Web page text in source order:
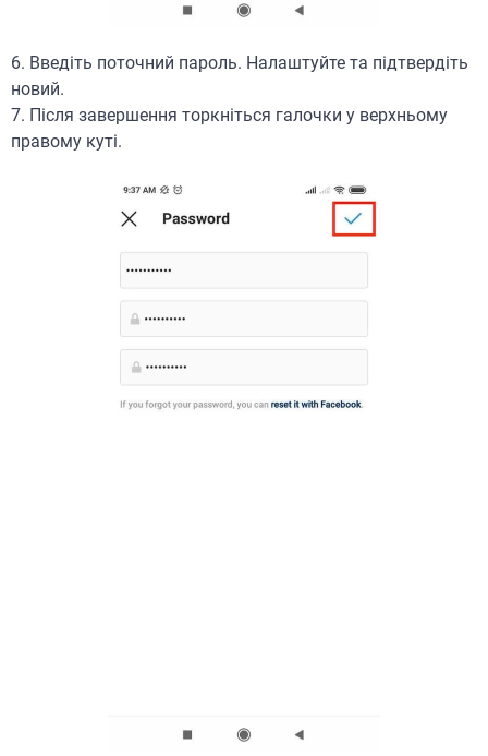
6. Введіть поточний пароль. Налаштуйте та підтвердіть
новий.
7. Після завершення торкніться галочки у верхньому
правому куті.